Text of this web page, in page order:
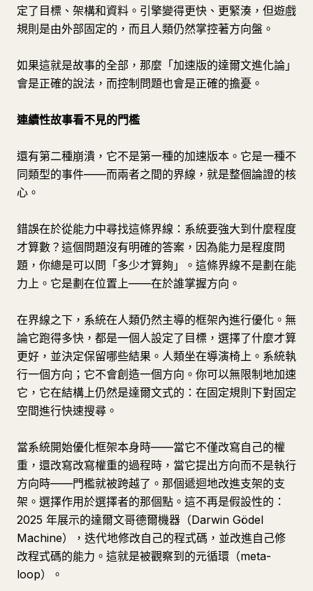
定了目標、架構和資料。引擎變得更快、更緊湊，但遊戲
規則是由外部固定的，而且人類仍然掌控著方向盤。
如果這就是故事的全部，那麼「加速版的達爾文進化論」
會是正確的說法，而控制問題也會是正確的擔憂。
連續性故事看不見的門檻
還有第二種崩潰，它不是第一種的加速版本。它是一種不
同類型的事件——而兩者之間的界線，就是整個論證的核
心。
錯誤在於從能力中尋找這條界線：系統要強大到什麼程度
才算數？這個問題沒有明確的答案，因為能力是程度問
題，你總是可以問「多少才算夠」。這條界線不是劃在能
力上。它是劃在位置上——在於誰掌握方向。
在界線之下，系統在人類仍然主導的框架內進行優化。無
論它跑得多快，都是一個人設定了目標，選擇了什麼才算
更好，並決定保留哪些結果。人類坐在導演椅上。系統執
行一個方向；它不會創造一個方向。你可以無限制地加速
它，它在結構上仍然是達爾文式的：在固定規則下對固定
空間進行快速搜尋。
當系統開始優化框架本身時——當它不僅改寫自己的權
重，還改寫改寫權重的過程時，當它提出方向而不是執行
方向時——門檻就被跨越了。那個遞迴地改進支架的支
架。選擇作用於選擇者的那個點。這不再是假設性的：
2025 年展示的達爾文哥德爾機器（Darwin Gödel
Machine），迭代地修改自己的程式碼，並改進自己修
改程式碼的能力。這就是被觀察到的元循環（meta-
loop）。